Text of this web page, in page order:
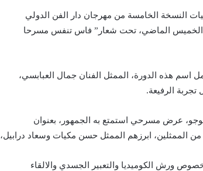
الماضية (الأحد 31 دجنبر 2023) على فعاليات النسخة الخامسة من مهرجان دار الفن الدولي
الخميس الماضي، تحت شعار” فاس تنفس مسرحا
اسم هذه الدورة، الممثل الفنان جمال العبابسي،
الرفيعة.
عرض مسرحي استمتع به الجمهور، بعنوان
الممثلين، ابرزهم الممثل حسن مكيات وسعاد درابيل،
ورش الكوميديا والتعبير الجسدي والالقاء